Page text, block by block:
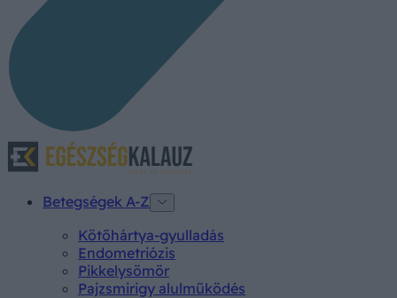
Betegségek A-Z
Kötőhártya-gyulladás
Endometriózis
Pikkelysömör
Pajzsmirigy alulműködés